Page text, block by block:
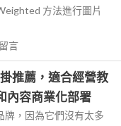
方法進行圖片
言
推薦，適合經營教
內容商業化部署
，因為它們沒有太多